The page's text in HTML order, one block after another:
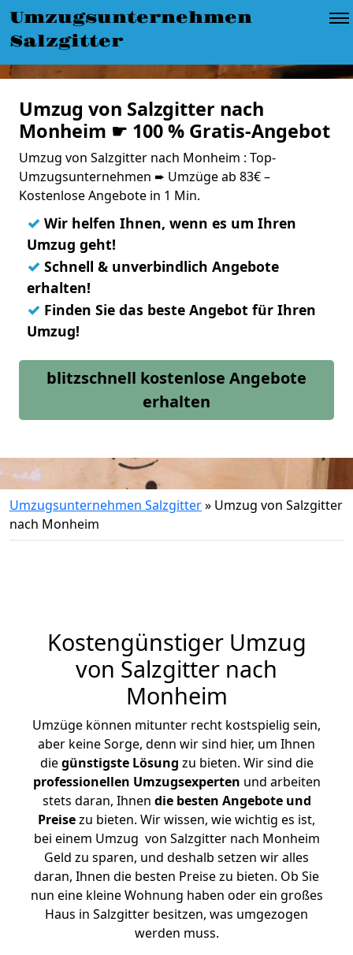
Umzugsunternehmen
Salzgitter
Umzug von Salzgitter nach
Monheim ☛ 100 % Gratis-Angebot
Umzug von Salzgitter nach Monheim : Top-
Umzugsunternehmen ➨ Umzüge ab 83€ –
Kostenlose Angebote in 1 Min.
✓ Wir helfen Ihnen, wenn es um Ihren
Umzug geht!
✓ Schnell & unverbindlich Angebote
erhalten!
✓ Finden Sie das beste Angebot für Ihren
Umzug!
blitzschnell kostenlose Angebote
erhalten
Umzugsunternehmen Salzgitter» Umzug von Salzgitter
nach Monheim
Kostengünstiger Umzug
von Salzgitter nach
Monheim
Umzüge können mitunter recht kostspielig sein,
aber keine Sorge, denn wir sind hier, um Ihnen
diegünstigste Lösung zu bieten. Wir sind die
professionellen Umzugsexperten und arbeiten
stets daran, Ihnen die besten Angebote und
Preisezu bieten. Wir wissen, wie wichtig es ist,
bei einem Umzug von Salzgitter nach Monheim
Geld zu sparen, und deshalb setzen wir alles
daran, Ihnen die besten Preise zu bieten. Ob Sie
nun eine kleine Wohnung haben oder ein großes
Haus in Salzgitter besitzen, was umgezogen
werden muss.